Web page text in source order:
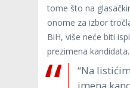
tome što na
onome za izbor
BiH, više neće biti
prezimena kandidata.
“Na
imena